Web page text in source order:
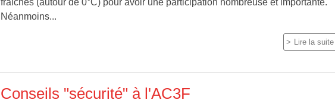
Néanmoins...
Lire la suite
Conseils "sécurité" à l'AC3F